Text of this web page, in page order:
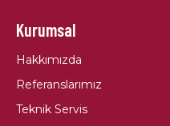
Kurumsal
Hakkımızda
Referanslarımız
Teknik Servis